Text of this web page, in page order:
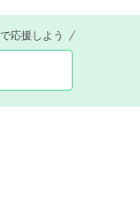
応援しよう